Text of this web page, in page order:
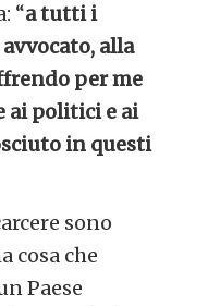
“a tutti i
alla
per me
ai politici e ai
in questi
sono
cosa che
Paese